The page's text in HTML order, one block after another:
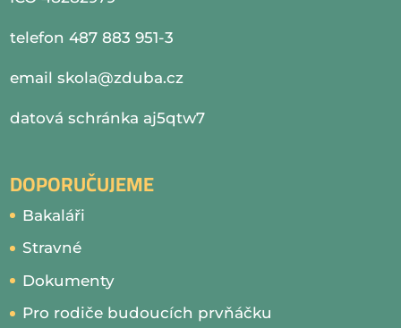
telefon 487 883 951-3
emailskola@zduba.cz
datová schránka aj5qtw7
DOPORUČUJEME
Bakaláři
Stravné
Dokumenty
Pro rodiče budoucích prvňáčku